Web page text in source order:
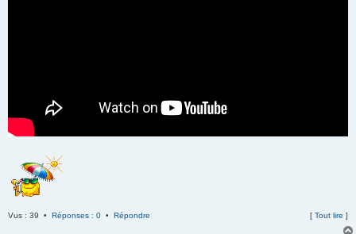
Vus : 39 • Réponses : 0 • Répondre [ Tout lire ]